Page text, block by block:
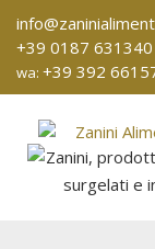
+39 0187 631340
wa: +39 392